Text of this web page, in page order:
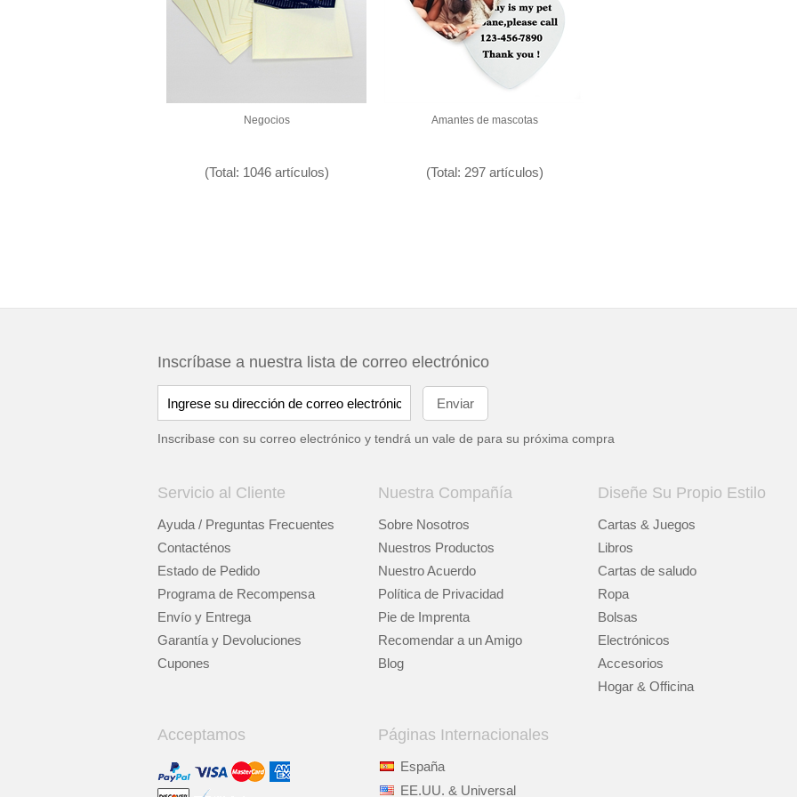
Negocios
(Total: 1046 artículos)
Amantes de mascotas
(Total: 297 artículos)
Inscríbase a nuestra lista de correo electrónico
Inscribase con su correo electrónico y tendrá un vale de para su próxima compra
Servicio al Cliente
Ayuda / Preguntas Frecuentes
Contacténos
Estado de Pedido
Programa de Recompensa
Envío y Entrega
Garantía y Devoluciones
Cupones
Nuestra Compañía
Sobre Nosotros
Nuestros Productos
Nuestro Acuerdo
Política de Privacidad
Pie de Imprenta
Recomendar a un Amigo
Blog
Diseñe Su Propio Estilo
Cartas & Juegos
Libros
Cartas de saludo
Ropa
Bolsas
Electrónicos
Accesorios
Hogar & Officina
Acceptamos Páginas Internacionales
España
EE.UU. & Universal